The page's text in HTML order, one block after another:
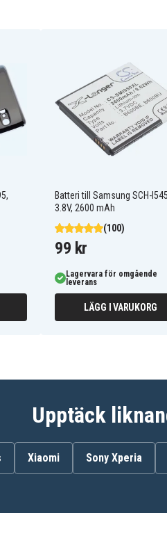
Samsung GT-19295
Samsung GT-I9502
Samsung Galaxy Mega
Samsung Galaxy S IV
Samsung Galaxy S4
Samsung Galaxy S4 LTE
Samsung Grand 2
Samsung SCH-R970C
Batteri till Samsung SCH-
3.8V, 2600 mAh
(100)
99 kr
Lagervara för omgående
leverans
LÄGG I VARUKORG
Upptäck
Xiaomi Sony Xperia